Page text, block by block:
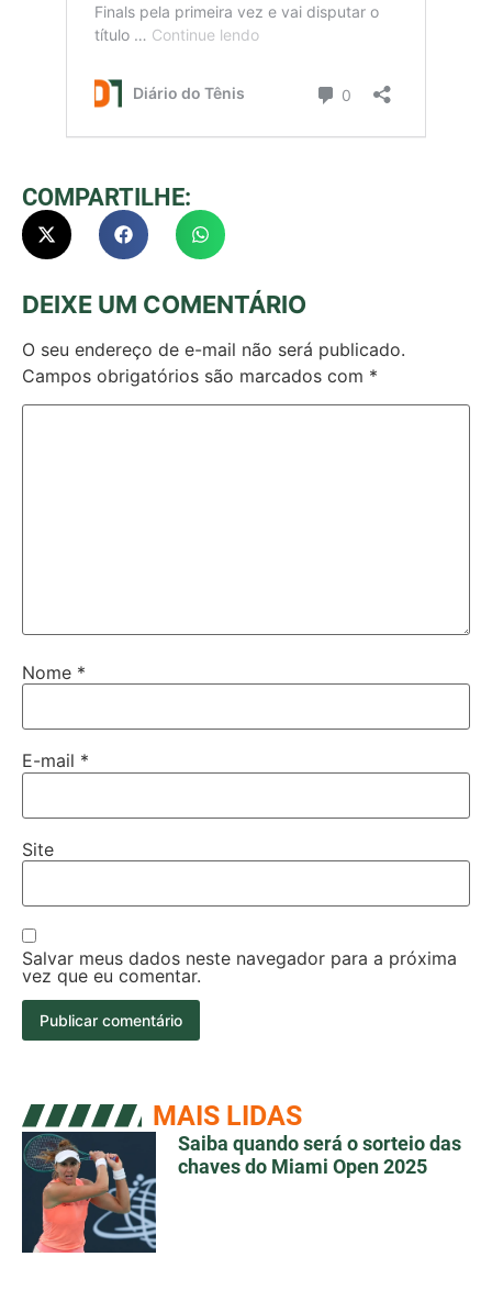
COMPARTILHE:
DEIXE UM COMENTÁRIO
O seu endereço de e-mail não será publicado.
Campos obrigatórios são marcados com *
Nome *
E-mail *
Site
Salvar meus dados neste navegador para a próxima
vez que eu comentar.
MAIS LIDAS
Saiba quando será o sorteio das
chaves do Miami Open 2025